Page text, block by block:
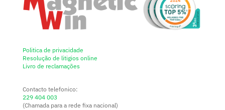
Politica de privacidade
Resolução de litigios online
Livro de reclamações
Contacto telefonico:
229 404 003
(Chamada para a rede fixa nacional)